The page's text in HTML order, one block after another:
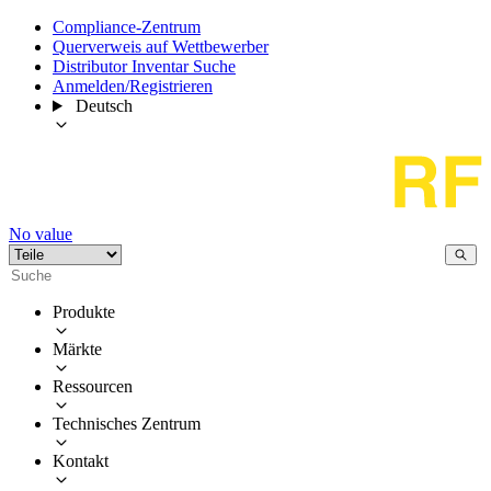
Compliance-Zentrum
Querverweis auf Wettbewerber
Distributor Inventar Suche
Anmelden/Registrieren
Deutsch
No value
Produkte
Märkte
Ressourcen
Technisches Zentrum
Kontakt